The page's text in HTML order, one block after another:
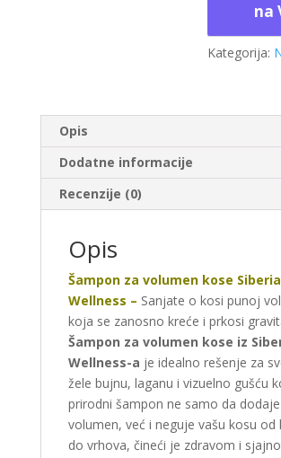
na
Kategorija:
Opis
Dodatne informacije
Recenzije (0)
Opis
Šampon za volumen kose
Wellness – Sanjate o kosi punoj
koja se zanosno kreće i prkosi
Šampon za volumen kose iz
Wellness-a je idealno rešenje za
žele bujnu, laganu i vizuelno gušću
prirodni šampon ne samo da dodaje
volumen, već i neguje vašu kosu od
do vrhova, čineći je zdravom i